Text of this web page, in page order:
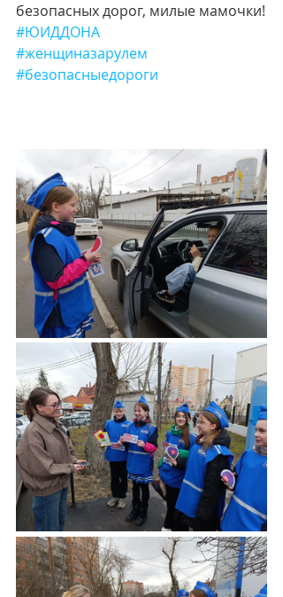
безопасных дорог, милые мамочки!
#ЮИДДОНА
#женщиназарулем
#безопасныедороги